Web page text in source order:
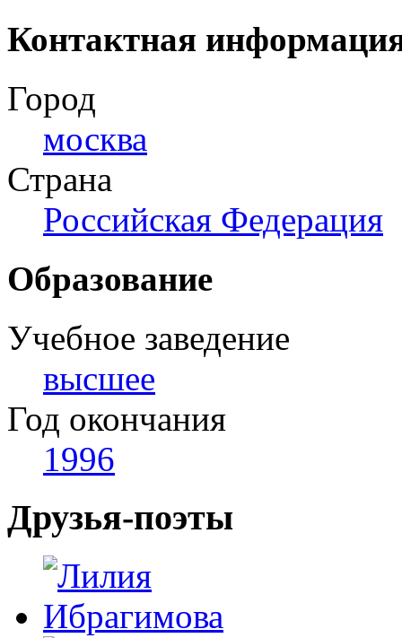
Контактная
Город
москва
Страна
Российская Федерация
Образование
Учебное заведение
высшее
Год окончания
1996
Друзья-поэты